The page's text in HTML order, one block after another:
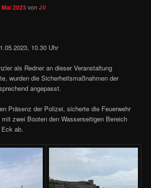
Mai 2023vonJV
10.30 Uhr
als Redner an dieser Veranstaltung
wurden die Sicherheitsmaßnahmen der
angepasst.
Präsenz der Polizei, sicherte die Feuerwehr
zwei Booten den Wasserseitigen Bereich
ab.